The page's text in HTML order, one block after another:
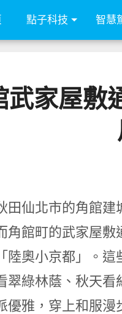
點子科技 智慧
家屋敷
田仙北市的角館建
角館町的武家屋敷
「陸奧小京都」。
翠綠林蔭、秋天看
優雅，穿上和服漫